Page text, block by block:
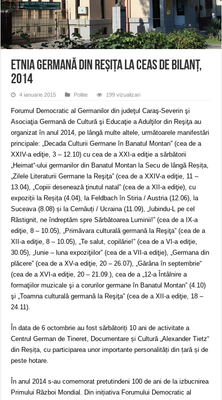
ANUNȚ OPRIRE APĂ în Reșița – avarie – 04.08.2026 – str. Văliugului și
ANUNŢ OPRIRE APĂ în CARANSEBEȘ – 04.08.2026 – avarie – Calea
Etnia germană din Reşiţa la ceas de bilanţ,
2014
4 ianuarie 2015 Politie 199 vizualizari
Forumul Democratic al Germanilor din judeţul Caraş-Severin şi
Asociaţia Germană de Cultură şi Educaţie a Adulţilor din Reşiţa au
organizat în anul 2014, pe lângă multe altele, următoarele manifestări
principale: „Decada Culturii Germane în Banatul Montan” (cea de a
XXIV-a ediţie, 3 – 12.10) cu cea de a XXI-a ediţie a sărbătorii
„Heimat“-ului germanilor din Banatul Montan la Secu de lângă Reșița,
„Zilele Literaturii Germane la Reşiţa” (cea de a XXIV-a ediţie, 11 –
13.04), „Copiii desenează ţinutul natal” (cea de a XII-a ediţie), cu
expoziții la Reșița (4.04), la Feldbach în Stiria / Austria (12.06), la
Suceava (8.08) și la Cernăuți / Ucraina (11.09), „Iubindu-L pe cel
Răstignit, ne îndreptăm spre Sărbătoarea Luminii!” (cea de a IX-a
ediţie, 8 – 10.05), „Primăvara culturală germană la Reşiţa” (cea de a
XII-a ediţie, 8 – 10.05), „Te salut, copilărie!” (cea de a VI-a ediţie,
30.05), „Iunie – luna expoziţiilor” (cea de a VII-a ediţie), „Germana din
plăcere” (cea de a XV-a ediţie, 20 – 26.07), „Gărâna în septembrie“
(cea de a XVI-a ediţie, 20 – 21.09.), cea de a „12-a Întâlnire a
formaţiilor muzicale şi a corurilor germane în Banatul Montan” (4.10)
şi „Toamna culturală germană la Reşiţa” (cea de a XII-a ediţie, 18 –
24.11).
În data de 6 octombrie au fost sărbătoriți 10 ani de activitate a
Centrul German de Tineret, Documentare și Cultură „Alexander Tietz“
din Reșița, cu participarea unor importante personalități din țară și de
peste hotare.
În anul 2014 s-au comemorat pretutindeni 100 de ani de la izbucnirea
Primului Război Mondial. Din inițiativa Forumului Democratic al